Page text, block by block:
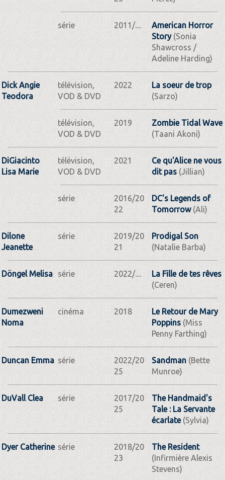
série 2011/....
American Horror
Story(Sonia
Shawcross /
Adeline Harding)
Dick Angie
Teodora
télévision,
VOD & DVD
2022
La soeur de trop
(Sarzo)
télévision,
VOD & DVD
2019
Zombie Tidal Wave
(Taani Akoni)
DiGiacinto
Lisa Marie
télévision,
VOD & DVD
2021
Ce qu'Alice ne vous
dit pas(Jillian)
série
2016/20
22
DC's Legends of
Tomorrow(Ali)
Dilone
Jeanette
série
2019/20
21
Prodigal Son
(Natalie Barba)
Döngel Melisa série 2022/....
La Fille de tes rêves
(Ceren)
Dumezweni
Noma
cinéma 2018
Le Retour de Mary
Poppins(Miss
Penny Farthing)
Duncan Emma série
2022/20
25
Sandman(Bette
Munroe)
DuVall Clea série
2017/20
25
The Handmaid's
Tale : La Servante
écarlate(Sylvia)
Dyer Catherine série
2018/20
23
The Resident
(Infirmière Alexis
Stevens)